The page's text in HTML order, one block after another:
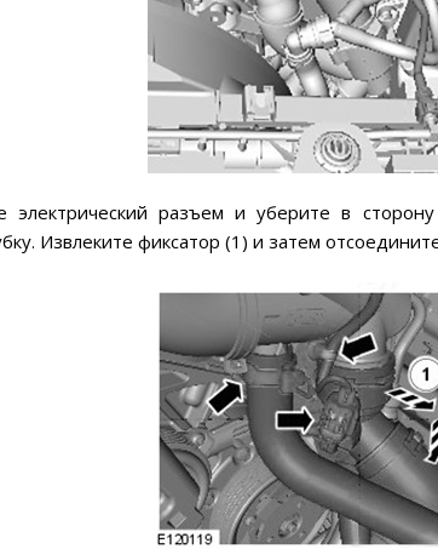
электрический разъем и уберите в
Извлеките фиксатор (1) и затем